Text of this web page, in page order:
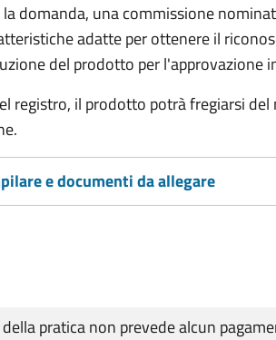
domanda, una commissione
adatte per ottenere il
del prodotto per l'approvazione
registro, il prodotto potrà fregiarsi del
e documenti da allegare
pratica non prevede alcun